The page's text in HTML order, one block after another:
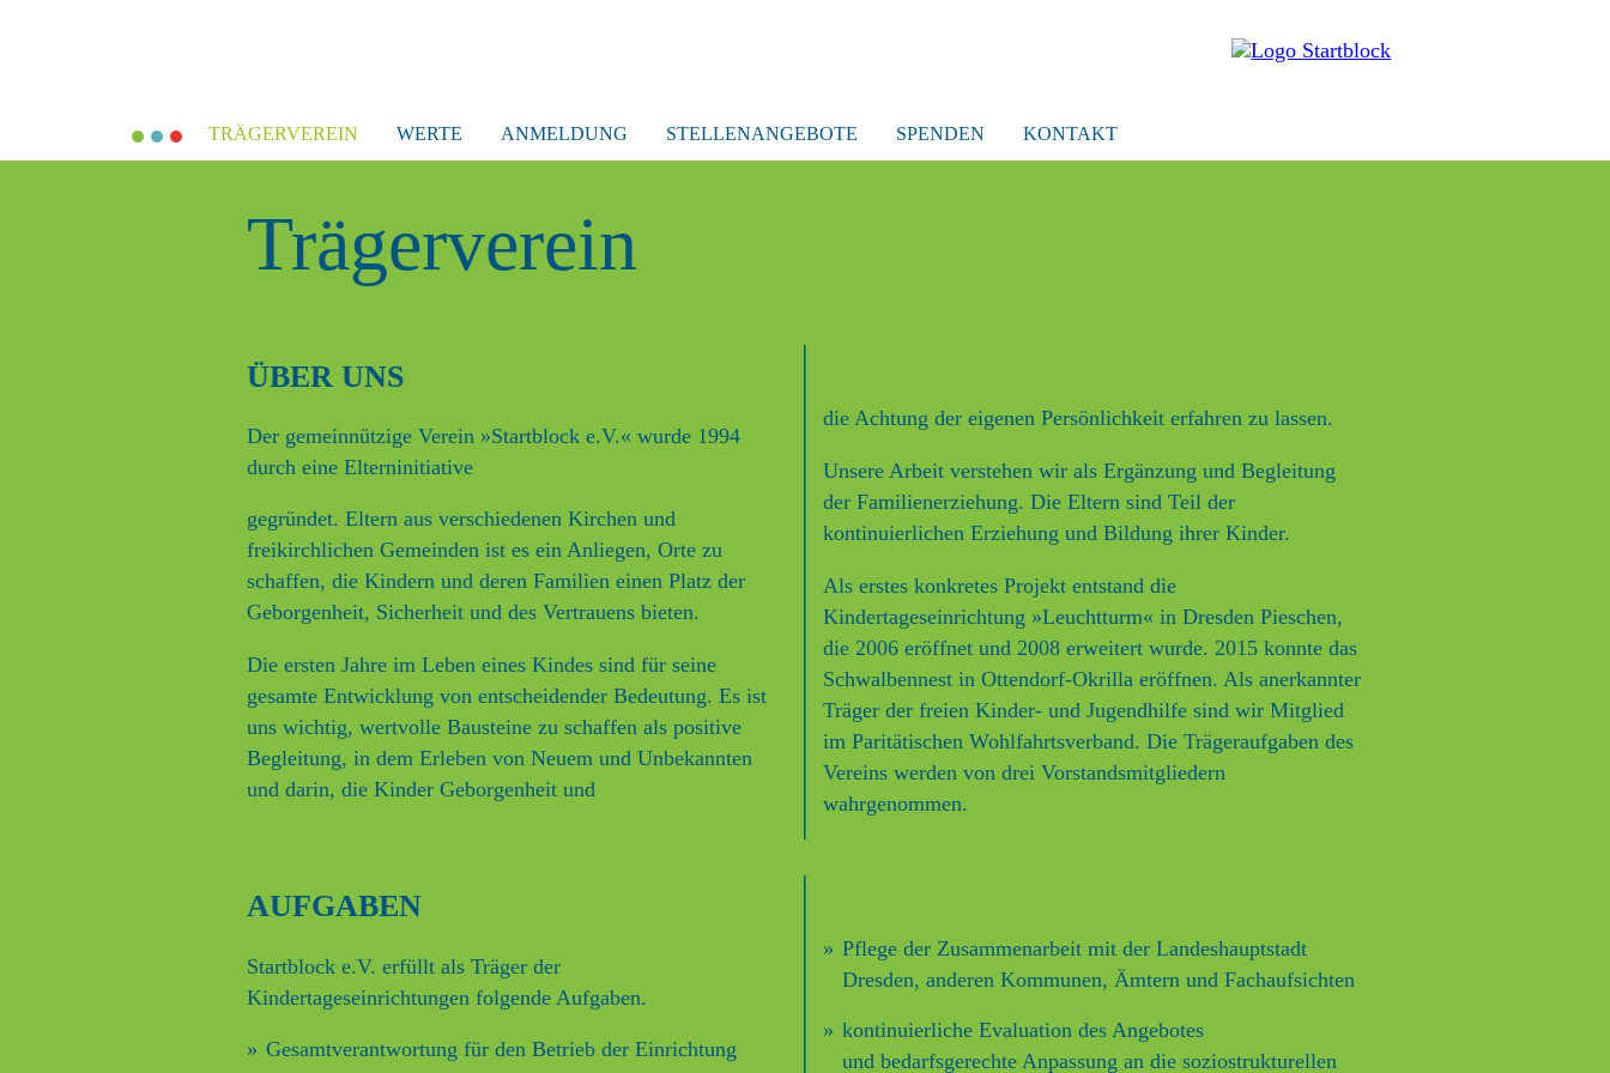
Navigation
TRÄGERVEREIN WERTE ANMELDUNG STELLENANGEBOTE SPENDEN KONTAKT
Trägerverein
ÜBER UNS
Der gemeinnützige Verein »Startblock e.V.« wurde 1994
durch eine Elterninitiative
gegründet. Eltern aus verschiedenen Kirchen und
freikirchlichen Gemeinden ist es ein Anliegen, Orte zu
schaffen, die Kindern und deren Familien einen Platz der
Geborgenheit, Sicherheit und des Vertrauens bieten.
Die ersten Jahre im Leben eines Kindes sind für seine
gesamte Entwicklung von entscheidender Bedeutung. Es ist
uns wichtig, wertvolle Bausteine zu schaffen als positive
Begleitung, in dem Erleben von Neuem und Unbekannten
und darin, die Kinder Geborgenheit und
die Achtung der eigenen Persönlichkeit erfahren zu lassen.
Unsere Arbeit verstehen wir als Ergänzung und Begleitung
der Familienerziehung. Die Eltern sind Teil der
kontinuierlichen Erziehung und Bildung ihrer Kinder.
Als erstes konkretes Projekt entstand die
Kindertageseinrichtung »Leuchtturm« in Dresden Pieschen,
die 2006 eröffnet und 2008 erweitert wurde. 2015 konnte das
Schwalbennest in Ottendorf-Okrilla eröffnen. Als anerkannter
Träger der freien Kinder- und Jugendhilfe sind wir Mitglied
im Paritätischen Wohlfahrtsverband. Die Trägeraufgaben des
Vereins werden von drei Vorstandsmitgliedern
wahrgenommen.
AUFGABEN
Startblock e.V. erfüllt als Träger der
Kindertageseinrichtungen folgende Aufgaben.
Gesamtverantwortung für den Betrieb der Einrichtung
Pflege der Zusammenarbeit mit der Landeshauptstadt
Dresden, anderen Kommunen, Ämtern und Fachaufsichten
kontinuierliche Evaluation des Angebotes
und bedarfsgerechte Anpassung an die soziostrukturellen